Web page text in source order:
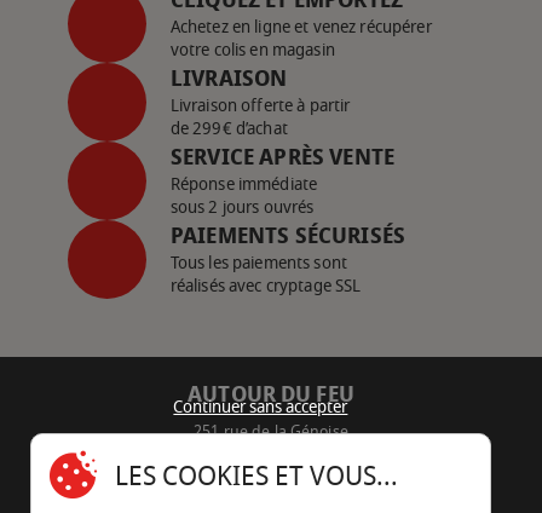
Achetez en ligne et venez récupérer
votre colis en magasin
LIVRAISON
Livraison offerte à partir
de 299€ d’achat
SERVICE APRÈS VENTE
Réponse immédiate
sous 2 jours ouvrés
PAIEMENTS SÉCURISÉS
Tous les paiements sont
réalisés avec cryptage SSL
AUTOUR DU FEU
251 rue de la Génoise
05 45 22 98 09
Continuer sans accepter
LES COOKIES ET VOUS...